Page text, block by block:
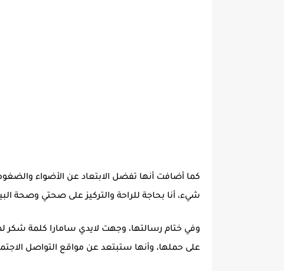
كما أضافت أنها تفضل الابتعاد عن الأضواء
شيء، أنا بحاجة للراحة والتركيز على صحتي وصحة
وفي ختام رسالتها، وجهت لايدي سامارا كلمة شكر
على حملها، وأنها ستبتعد عن مواقع التواصل